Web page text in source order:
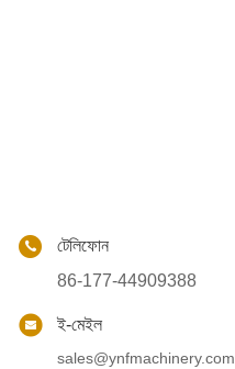
টেলিফোন
86-177-44909388
ই-মেইল
sales@ynfmachinery.com